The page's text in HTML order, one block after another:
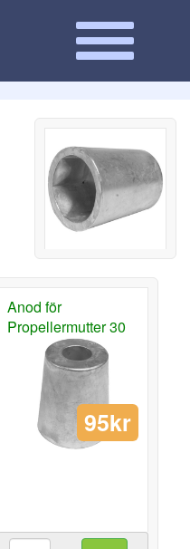
Anod för
Propellermutter 30
95kr